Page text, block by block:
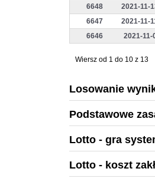
6648
2021-11-
6647
2021-11-
6646
2021-11-
Wiersz od 1 do 10 z 13
Losowanie
Podstawowe
Lotto - gra
Lotto - koszt